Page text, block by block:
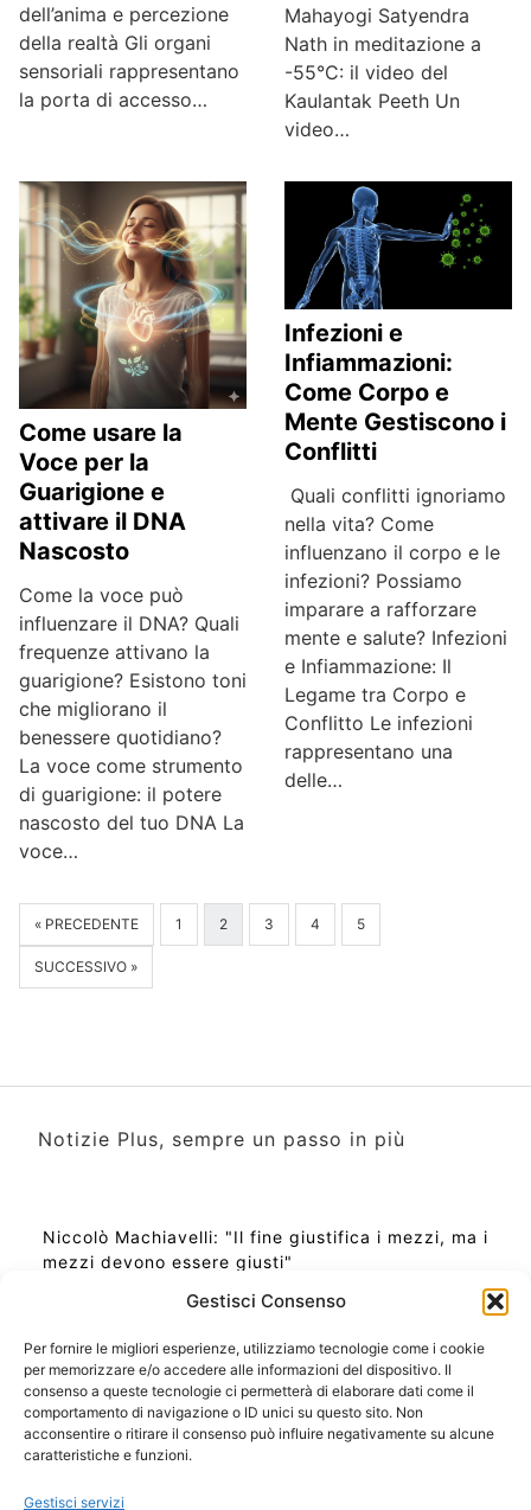
Gestisci Consenso
Per fornire le migliori esperienze, utilizziamo tecnologie come i cookie
per memorizzare e/o accedere alle informazioni del dispositivo. Il
consenso a queste tecnologie ci permetterà di elaborare dati come il
comportamento di navigazione o ID unici su questo sito. Non
acconsentire o ritirare il consenso può influire negativamente su alcune
caratteristiche e funzioni.
Gestisci servizi
dell’anima e percezione
della realtà Gli organi
sensoriali rappresentano
la porta di accesso…
Mahayogi Satyendra
Nath in meditazione a
-55°C: il video del
Kaulantak Peeth Un
video…
Come usare la
Voce per la
Guarigione e
attivare il DNA
Nascosto
Come la voce può
influenzare il DNA? Quali
frequenze attivano la
guarigione? Esistono toni
che migliorano il
benessere quotidiano?
La voce come strumento
di guarigione: il potere
nascosto del tuo DNA La
voce…
Infezioni e
Infiammazioni:
Come Corpo e
Mente Gestiscono i
Conflitti
Quali conflitti ignoriamo
nella vita? Come
influenzano il corpo e le
infezioni? Possiamo
imparare a rafforzare
mente e salute? Infezioni
e Infiammazione: Il
Legame tra Corpo e
Conflitto Le infezioni
rappresentano una
delle…
« PRECEDENTE 1 2 3 4 5
SUCCESSIVO »
Notizie Plus, sempre un passo in più
Niccolò Machiavelli: "Il fine giustifica i mezzi, ma i
mezzi devono essere giusti"
Ora Esatta in Italia in questo momento
Ti Senti Strano Ultimamente? Potrebbe Essere per
la Risonanza di Schumann
Come Sapere Se Stai Ascendendo alla Quinta